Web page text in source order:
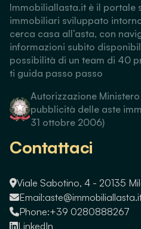
Immobiliallasta.it è il portale
immobiliari sviluppato
cerca casa all’asta, con
informazioni subito
possibilità di un team di 40
ti guida passo passo
Autorizzazione
pubblicità delle aste
31 ottobre 2006)
Contattaci
Viale Sabotino, 4 - 20135
Email:
Phone:+39 0280888267
LinkedIn